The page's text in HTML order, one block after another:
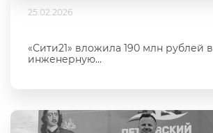
25.02.2026
«Сити21» вложила 190 млн рублей в
инженерную...